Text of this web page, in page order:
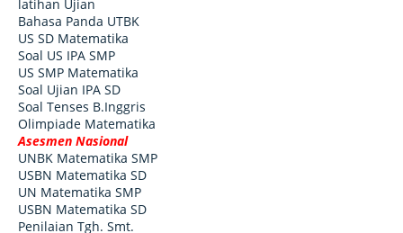
latihan Ujian
Bahasa Panda UTBK
US SD Matematika
Soal US IPA SMP
US SMP Matematika
Soal Ujian IPA SD
Soal Tenses B.Inggris
Olimpiade Matematika
Asesmen Nasional
UNBK Matematika SMP
USBN Matematika SD
UN Matematika SMP
USBN Matematika SD
Penilaian Tgh. Smt.